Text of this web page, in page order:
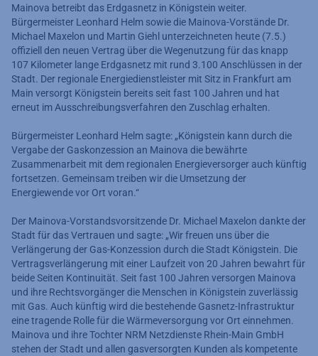
Mainova betreibt das Erdgasnetz in Königstein weiter.
Bürgermeister Leonhard Helm sowie die Mainova-Vorstände Dr.
Michael Maxelon und Martin Giehl unterzeichneten heute (7.5.)
offiziell den neuen Vertrag über die Wegenutzung für das knapp
107 Kilometer lange Erdgasnetz mit rund 3.100 Anschlüssen in der
Stadt. Der regionale Energiedienstleister mit Sitz in Frankfurt am
Main versorgt Königstein bereits seit fast 100 Jahren und hat
erneut im Ausschreibungsverfahren den Zuschlag erhalten.
Bürgermeister Leonhard Helm sagte: „Königstein kann durch die
Vergabe der Gaskonzession an Mainova die bewährte
Zusammenarbeit mit dem regionalen Energieversorger auch künftig
fortsetzen. Gemeinsam treiben wir die Umsetzung der
Energiewende vor Ort voran.“
Der Mainova-Vorstandsvorsitzende Dr. Michael Maxelon dankte der
Stadt für das Vertrauen und sagte: „Wir freuen uns über die
Verlängerung der Gas-Konzession durch die Stadt Königstein. Die
Vertragsverlängerung mit einer Laufzeit von 20 Jahren bewahrt für
beide Seiten Kontinuität. Seit fast 100 Jahren versorgen Mainova
und ihre Rechtsvorgänger die Menschen in Königstein zuverlässig
mit Gas. Auch künftig wird die bestehende Gasnetz-Infrastruktur
eine tragende Rolle für die Wärmeversorgung vor Ort einnehmen.
Mainova und ihre Tochter NRM Netzdienste Rhein-Main GmbH
stehen der Stadt und allen gasversorgten Kunden als kompetente